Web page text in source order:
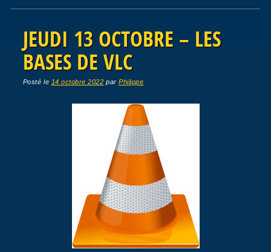
JEUDI 13 OCTOBRE – LES
BASES DE VLC
Posté le 14 octobre 2022 parPhilippe